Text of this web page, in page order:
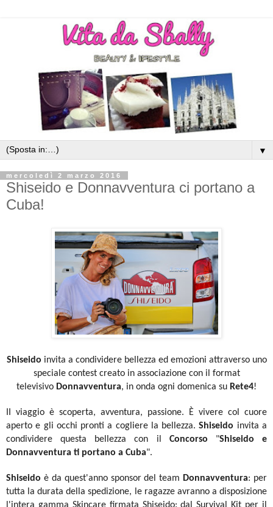
▼
mercoledì 2 marzo 2016
Shiseido e Donnavventura ci portano a
Cuba!
Shiseido invita a condividere bellezza ed emozioni attraverso uno
speciale contest creato in associazione con il format
televisivo Donnavventura, in onda ogni domenica su Rete4!
II viaggio è scoperta, avventura, passione. È vivere col cuore
aperto e gli occhi pronti a cogliere la bellezza.Shiseido invita a
condividere questa bellezza con il Concorso "Shiseido e
Donnavventura ti portano a Cuba".
Shiseido è da quest'anno sponsor del team Donnavventura: per
tutta la durata della spedizione, le ragazze avranno a disposizione